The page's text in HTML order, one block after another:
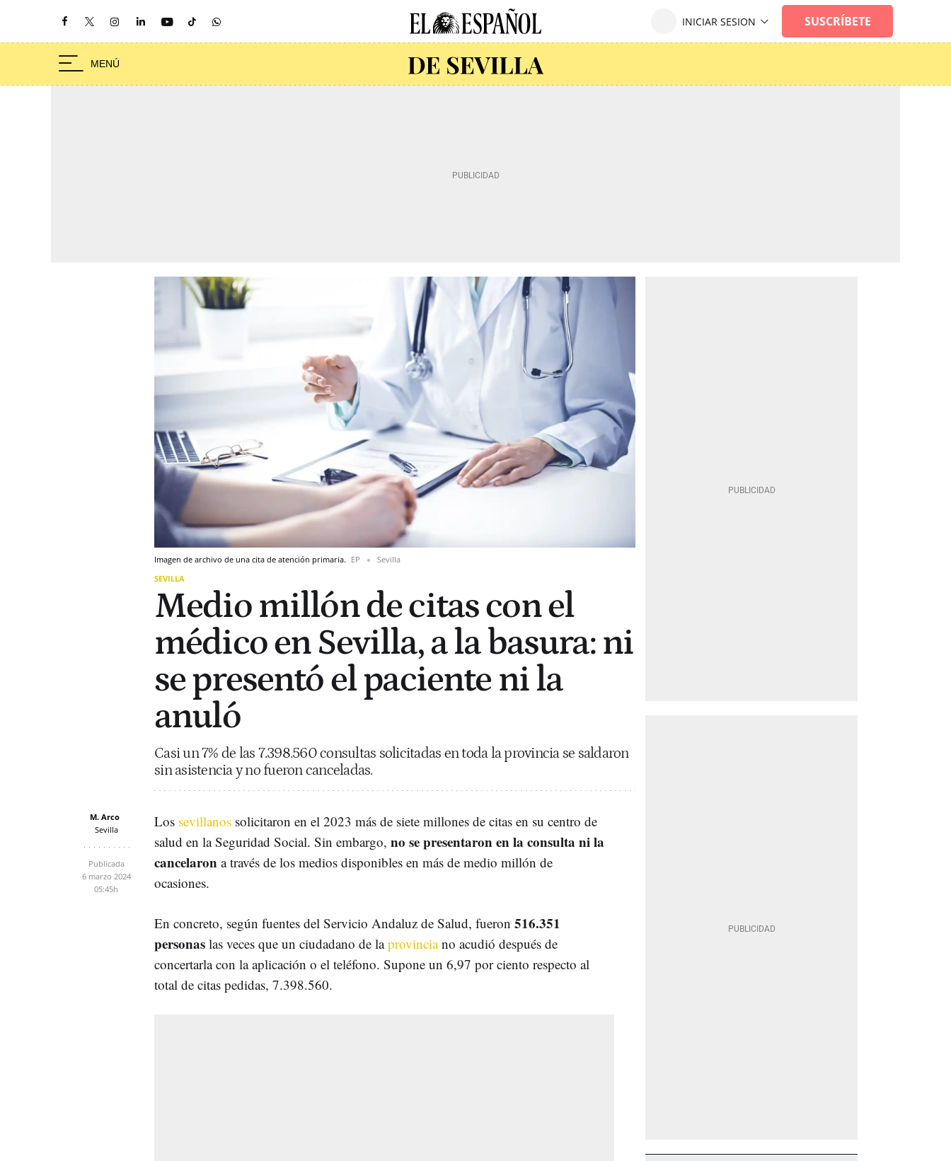
Imagen de archivo de una cita de atención primaria. EP
Sevilla
SEVILLA
Medio millón de citas con el
médico en Sevilla, a la basura: ni
se presentó el paciente ni la
anuló
Casi un 7% de las 7.398.560 consultas solicitadas en toda la provincia se saldaron
sin asistencia y no fueron canceladas.
M. Arco
Sevilla
Publicada
6 marzo 2024
05:45h
Los sevillanos solicitaron en el 2023 más de siete millones de citas en su centro de
salud en la Seguridad Social. Sin embargo, no se presentaron en la consulta ni la
cancelaron a través de los medios disponibles en más de medio millón de
ocasiones.
En concreto, según fuentes del Servicio Andaluz de Salud, fueron 516.351
personas las veces que un ciudadano de laprovinciano acudió después de
concertarla con la aplicación o el teléfono. Supone un 6,97 por ciento respecto al
total de citas pedidas, 7.398.560.